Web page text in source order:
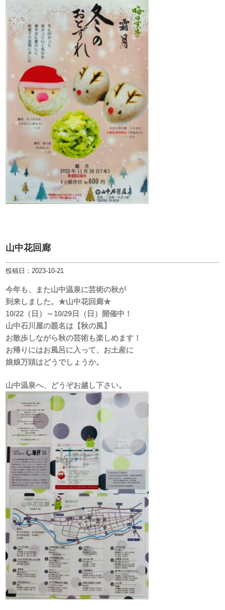
山中花回廊
投稿日：2023-10-21
今年も、また山中温泉に芸術の秋が
到来しました。★山中花回廊★
10/22（日）～10/29日（日）開催中！
山中石川屋の題名は【秋の風】
お散歩しながら秋の芸術も楽しめます！
お帰りにはお風呂に入って、お土産に
娘娘万頭はどうでしょうか。
山中温泉へ、どうぞお越し下さい。